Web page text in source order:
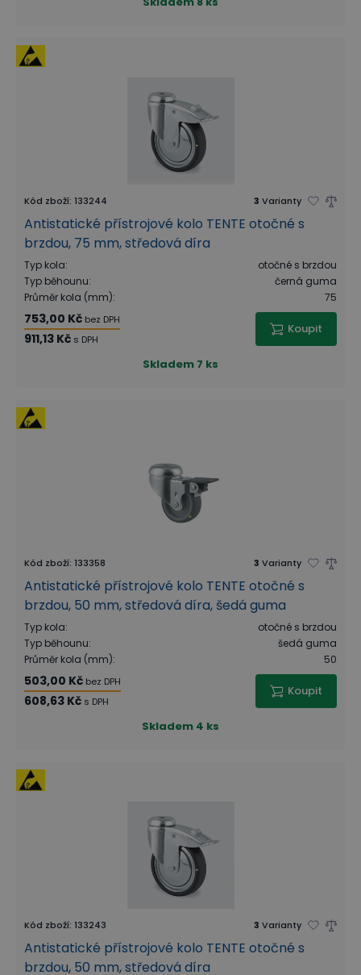
Kód zboží: 133244 3 Varianty
Antistatické přístrojové kolo TENTE otočné s
brzdou, 75 mm, středová díra
Typ kola:
otočné s brzdou
Typ běhounu:
černá guma
Průměr kola (mm): 75
753,00 Kč bez DPH
911,13 Kč s DPH
Koupit
Skladem 7 ks
Kód zboží: 133358 3 Varianty
Antistatické přístrojové kolo TENTE otočné s
brzdou, 50 mm, středová díra, šedá guma
Typ kola:
otočné s brzdou
Typ běhounu:
šedá guma
Průměr kola (mm): 50
503,00 Kč bez DPH
608,63 Kč s DPH
Koupit
Skladem 4 ks
Kód zboží: 133243 3 Varianty
Antistatické přístrojové kolo TENTE otočné s
brzdou, 50 mm, středová díra